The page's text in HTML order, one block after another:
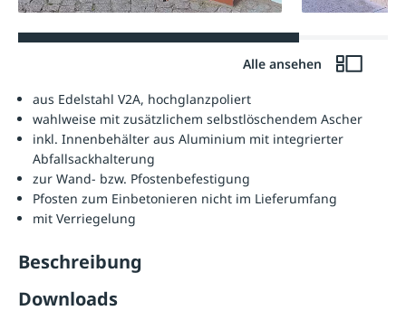
Alle ansehen
aus Edelstahl V2A, hochglanzpoliert
wahlweise mit zusätzlichem selbstlöschendem Ascher
inkl. Innenbehälter aus Aluminium mit integrierter
Abfallsackhalterung
zur Wand- bzw. Pfostenbefestigung
Pfosten zum Einbetonieren nicht im Lieferumfang
mit Verriegelung
Beschreibung
Downloads